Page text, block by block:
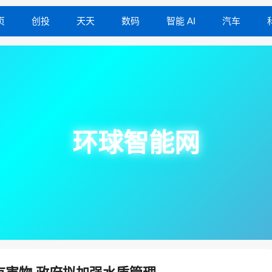
创投 天天 数码 智能 AI 汽车
环球智能网